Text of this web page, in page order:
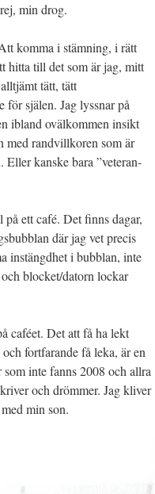
min drog.
komma i stämning, i rätt
hitta till det som är jag, mitt
tätt, tätt
själen. Jag lyssnar på
ibland ovälkommen insikt
med randvillkoren som är
kanske bara ”veteran-
ett café. Det finns dagar,
där jag vet precis
instängdhet i bubblan, inte
blocket/datorn lockar
caféet. Det att få ha lekt
fortfarande få leka, är en
inte fanns 2008 och allra
och drömmer. Jag kliver
min son.